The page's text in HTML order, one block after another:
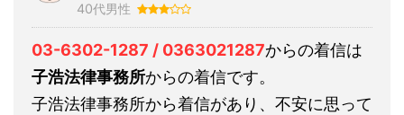
40代男性
03-6302-1287 / 0363021287からの着信は
子浩法律事務所からの着信です。
子浩法律事務所から着信があり、不安に思って